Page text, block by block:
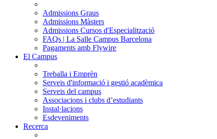
Admissions Graus
Admissions Màsters
Admissions Cursos d'Especialització
FAQs | La Salle Campus Barcelona
Pagaments amb Flywire
El Campus
Treballa i Emprèn
Serveis d'informació i gestió acadèmica
Serveis del campus
Associacions i clubs d’estudiants
Instal·lacions
Esdeveniments
Recerca